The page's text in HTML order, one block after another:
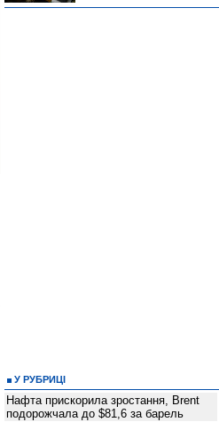
У РУБРИЦІ
Нафта прискорила зростання, Brent
подорожчала до $81,6 за барель